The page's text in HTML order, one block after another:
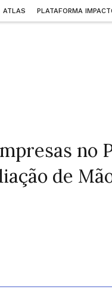
ATLAS PLATAFORMA
no
de